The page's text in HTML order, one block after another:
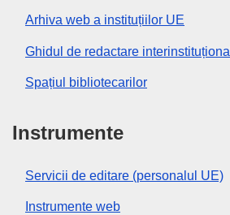
Arhiva web a instituțiilor UE
Ghidul de redactare interinstituțional
Spațiul bibliotecarilor
Instrumente
Servicii de editare (personalul UE)
Instrumente web